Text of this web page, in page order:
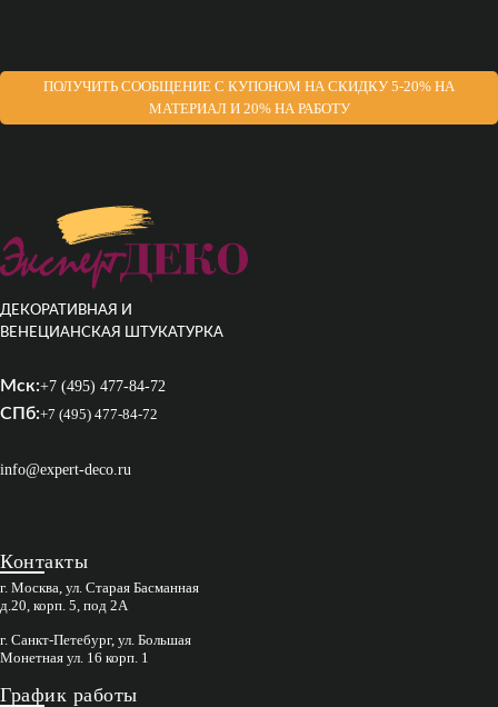
ПОЛУЧИТЬ СООБЩЕНИЕ С КУПОНОМ НА СКИДКУ 5-20% НА
МАТЕРИАЛ И 20% НА РАБОТУ
ДЕКОРАТИВНАЯ И
ВЕНЕЦИАНСКАЯ ШТУКАТУРКА
Мск:+7 (495) 477-84-72
СПб:+7 (495) 477-84-72
info@expert-deco.ru
Контакты
г. Москва, ул. Старая Басманная
д.20, корп. 5, под 2А
г. Санкт-Петебург, ул. Большая
Монетная ул. 16 корп. 1
График работы